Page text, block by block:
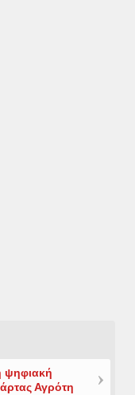
ψηφιακή
Αγρότη